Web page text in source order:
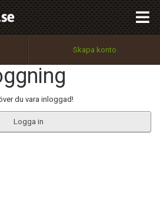
Skapa konto
du vara inloggad!
Logga in
Utför
100%
OK
Tillbaka till förstasidan